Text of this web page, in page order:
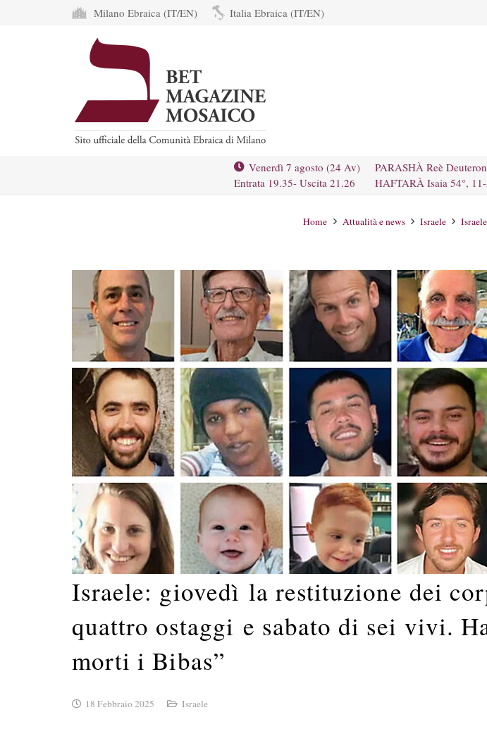
Milano Ebraica (IT/EN) Italia Ebraica (IT/EN)
Venerdì 7 agosto (24 Av)
Entrata 19.35- Uscita 21.26
PARASHÀ Reè
HAFTARÀ Isaia 54°,
Home Attualità e news Israele
Israele: giovedì la restituzione dei
quattro ostaggi e sabato di sei vivi.
morti i Bibas”
18 Febbraio 2025 Israele